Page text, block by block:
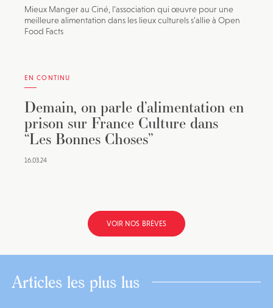
Mieux Manger au Ciné, l’association qui œuvre pour une
meilleure alimentation dans les lieux culturels s’allie à Open
Food Facts
EN CONTINU
Demain, on parle d’alimentation en
prison sur France Culture dans
“Les Bonnes Choses”
16.03.24
VOIR NOS BRÈVES
Articles les plus lus